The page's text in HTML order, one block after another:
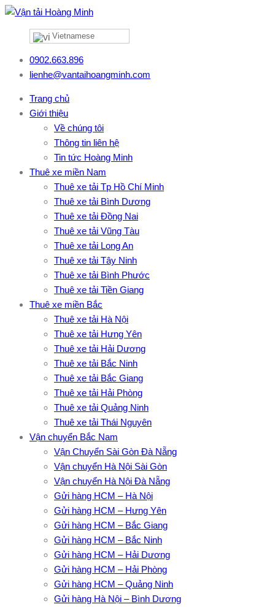
Vietnamese
0902.663.896
lienhe@vantaihoangminh.com
Trang chủ
Giới thiệu
Về chúng tôi
Thông tin liên hệ
Tin tức Hoàng Minh
Thuê xe miền Nam
Thuê xe tải Tp Hồ Chí Minh
Thuê xe tải Bình Dương
Thuê xe tải Đồng Nai
Thuê xe tải Vũng Tàu
Thuê xe tải Long An
Thuê xe tải Tây Ninh
Thuê xe tải Bình Phước
Thuê xe tải Tiền Giang
Thuê xe miền Bắc
Thuê xe tải Hà Nội
Thuê xe tải Hưng Yên
Thuê xe tải Hải Dương
Thuê xe tải Bắc Ninh
Thuê xe tải Bắc Giang
Thuê xe tải Hải Phòng
Thuê xe tải Quảng Ninh
Thuê xe tải Thái Nguyên
Vận chuyển Bắc Nam
Vận Chuyển Sài Gòn Đà Nẵng
Vận chuyển Hà Nội Sài Gòn
Vận chuyển Hà Nội Đà Nẵng
Gửi hàng HCM – Hà Nội
Gửi hàng HCM – Hưng Yên
Gửi hàng HCM – Bắc Giang
Gửi hàng HCM – Bắc Ninh
Gửi hàng HCM – Hải Dương
Gửi hàng HCM – Hải Phòng
Gửi hàng HCM – Quảng Ninh
Gửi hàng Hà Nội – Bình Dương